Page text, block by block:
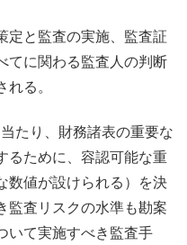
定と監査の実施、監査証
てに関わる監査人の判断
る。
たり、財務諸表の重要な
るために、容認可能な重
数値が設けられる）を決
監査リスクの水準も勘案
いて実施すべき監査手